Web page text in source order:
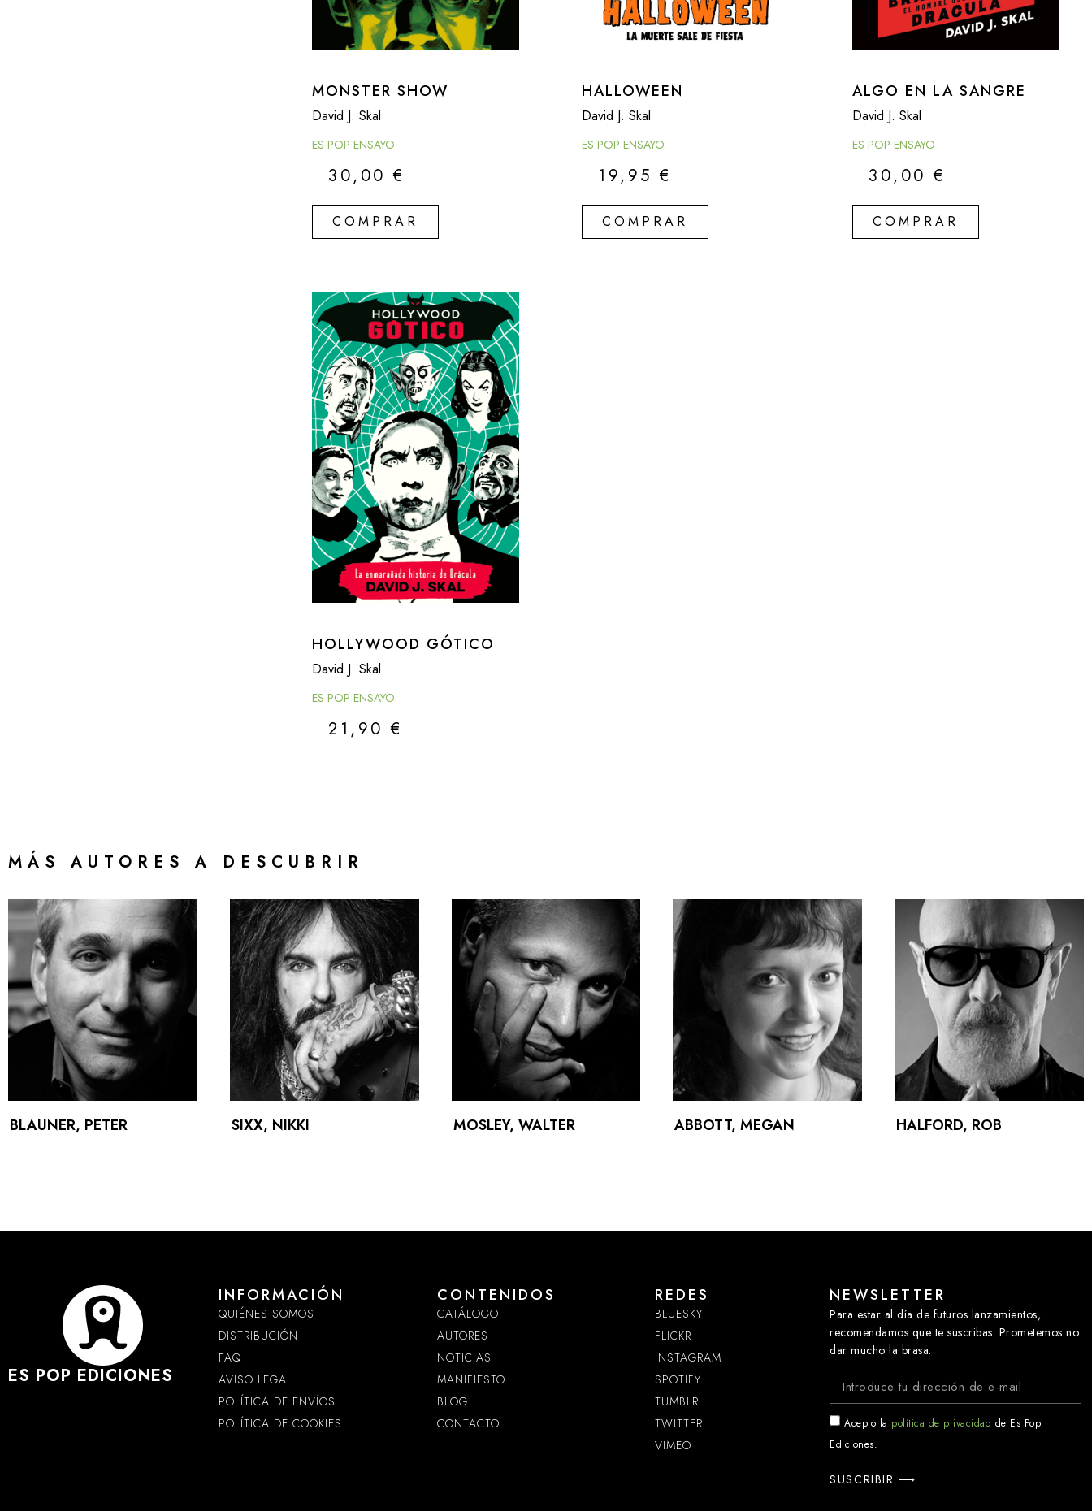
MONSTER SHOW
David J. Skal
ES POP ENSAYO
30,00€
COMPRAR
HALLOWEEN
David J. Skal
ES POP ENSAYO
19,95€
COMPRAR
ALGO EN LA SANGRE
David J. Skal
ES POP ENSAYO
30,00€
COMPRAR
HOLLYWOOD GÓTICO
David J. Skal
ES POP ENSAYO
21,90€
MÁS AUTORES A DESCUBRIR
BLAUNER, PETER SIXX, NIKKI MOSLEY, WALTER ABBOTT, MEGAN HALFORD, ROB
ES POP EDICIONES
INFORMACIÓN
QUIÉNES SOMOS
DISTRIBUCIÓN
FAQ
AVISO LEGAL
POLÍTICA DE ENVÍOS
POLÍTICA DE COOKIES
CONTENIDOS
CATÁLOGO
AUTORES
NOTICIAS
MANIFIESTO
BLOG
CONTACTO
REDES
BLUESKY
FLICKR
INSTAGRAM
SPOTIFY
TUMBLR
TWITTER
VIMEO
NEWSLETTER
Para estar al día de futuros lanzamientos,
recomendamos que te suscribas. Prometemos no
dar mucho la brasa.
Acepto la política de privacidad de Es Pop
Ediciones.
SUSCRIBIR ⟶